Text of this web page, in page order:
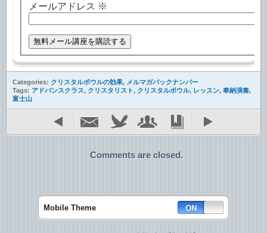
メールアドレス ※
Categories: クリスタルボウルの効果, メルマガバックナンバー
Tags: アドバンスクラス, クリスタリスト, クリスタルボウル, レッスン, 奉納演奏,
富士山
Comments are closed.
Mobile Theme